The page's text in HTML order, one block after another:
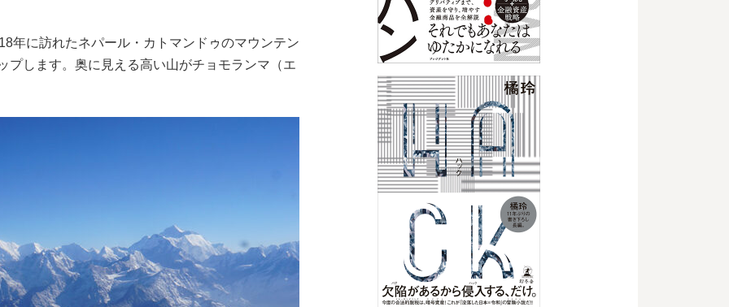
年に訪れたネパール・カトマンドゥのマウンテン
プします。奥に見える高い山がチョモランマ（エ